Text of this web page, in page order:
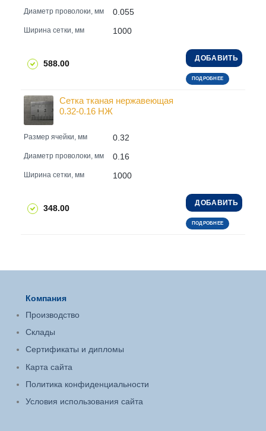
Диаметр проволоки, мм 0.055
Ширина сетки, мм 1000
588.00
ДОБАВИТЬ
ПОДРОБНЕЕ
Сетка тканая нержавеющая
0.32-0.16 НЖ
Размер ячейки, мм 0.32
Диаметр проволоки, мм 0.16
Ширина сетки, мм 1000
348.00
ДОБАВИТЬ
ПОДРОБНЕЕ
Компания
Производство
Склады
Сертификаты и дипломы
Карта сайта
Политика конфиденциальности
Условия использования сайта